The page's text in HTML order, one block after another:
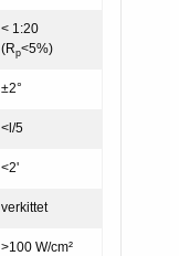
< 1:20
(Rp<5%)
±2°
<l/5
<2'
verkittet
>100 W/cm²